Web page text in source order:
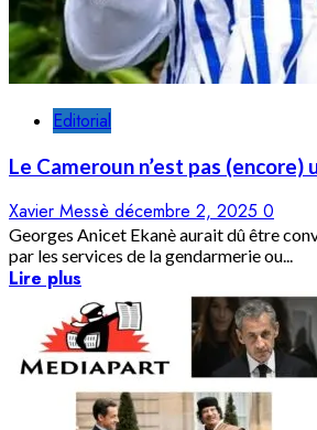
Editorial
Le Cameroun n’est pas (encore)
Xavier Messè décembre 2, 2025 0
Georges Anicet Ekanè aurait dû être
par les services de la gendarmerie ou...
Lire plus